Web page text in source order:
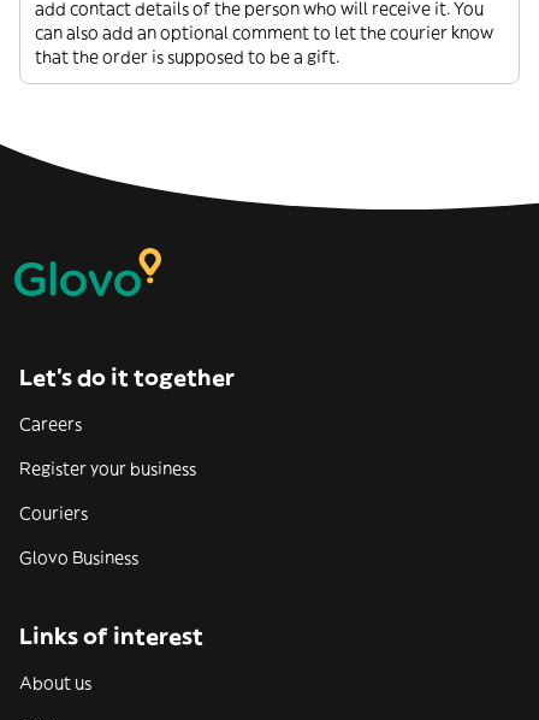
add contact details of the person who will receive it. You
can also add an optional comment to let the courier know
that the order is supposed to be a gift.
Let’s do it together
Careers
Register your business
Couriers
Glovo Business
Links of interest
About us